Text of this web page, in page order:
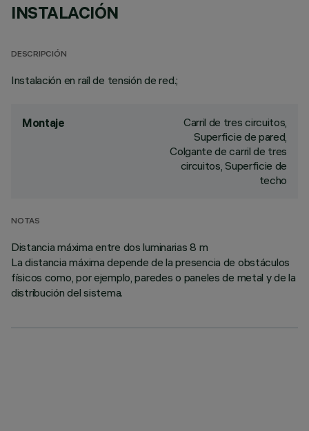
INSTALACIÓN
DESCRIPCIÓN
Instalación en raíl de tensión de red.;
Montaje
Carril de tres circuitos,
Superficie de pared,
Colgante de carril de tres
circuitos, Superficie de
techo
NOTAS
Distancia máxima entre dos luminarias 8 m
La distancia máxima depende de la presencia de obstáculos
físicos como, por ejemplo, paredes o paneles de metal y de la
distribución del sistema.